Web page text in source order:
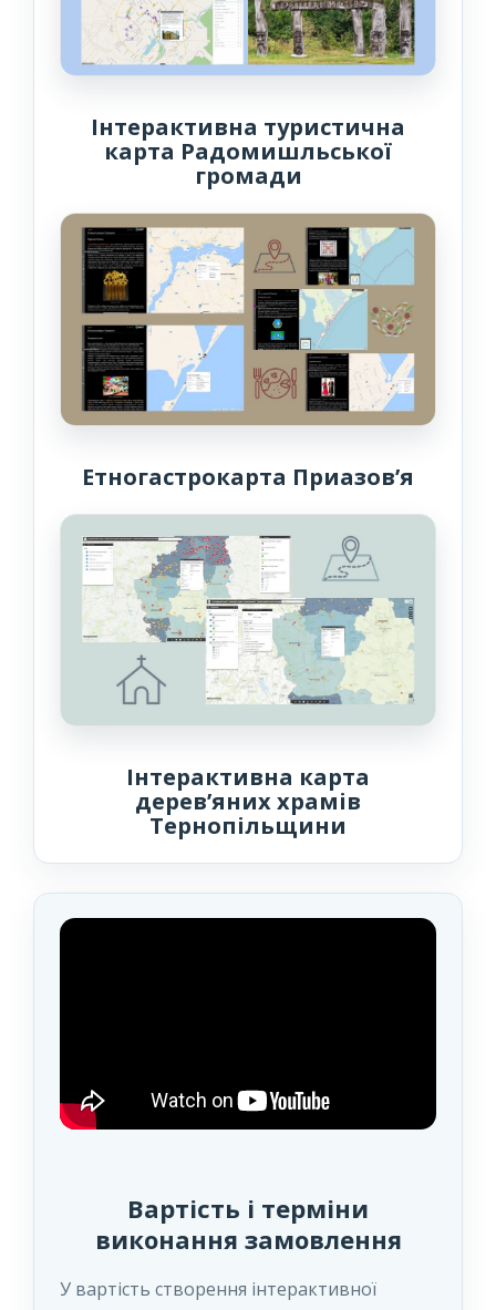
Інтерактивна туристична
карта Радомишльської
громади
Етногастрокарта Приазов’я
Інтерактивна карта
дерев’яних храмів
Тернопільщини
Вартість і терміни
виконання замовлення
У вартість створення інтерактивної